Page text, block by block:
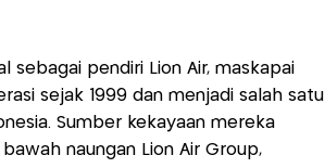
sebagai pendiri Lion Air, maskapai
sejak 1999 dan menjadi salah satu
Sumber kekayaan mereka
naungan Lion Air Group,